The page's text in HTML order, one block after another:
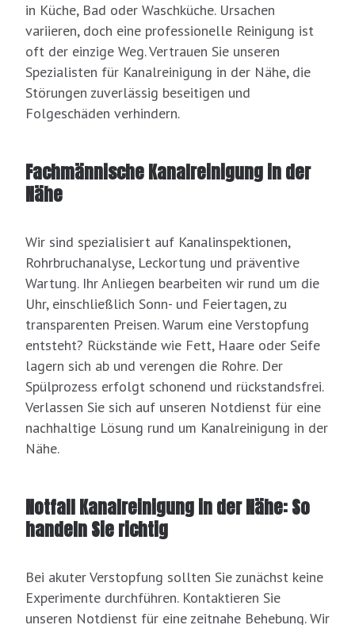
in Küche, Bad oder Waschküche. Ursachen
variieren, doch eine professionelle Reinigung ist
oft der einzige Weg. Vertrauen Sie unseren
Spezialisten für Kanalreinigung in der Nähe, die
Störungen zuverlässig beseitigen und
Folgeschäden verhindern.
Fachmännische Kanalreinigung in der
Nähe
Wir sind spezialisiert auf Kanalinspektionen,
Rohrbruchanalyse, Leckortung und präventive
Wartung. Ihr Anliegen bearbeiten wir rund um die
Uhr, einschließlich Sonn- und Feiertagen, zu
transparenten Preisen. Warum eine Verstopfung
entsteht? Rückstände wie Fett, Haare oder Seife
lagern sich ab und verengen die Rohre. Der
Spülprozess erfolgt schonend und rückstandsfrei.
Verlassen Sie sich auf unseren Notdienst für eine
nachhaltige Lösung rund um Kanalreinigung in der
Nähe.
Notfall Kanalreinigung in der Nähe: So
handeln Sie richtig
Bei akuter Verstopfung sollten Sie zunächst keine
Experimente durchführen. Kontaktieren Sie
unseren Notdienst für eine zeitnahe Behebung. Wir